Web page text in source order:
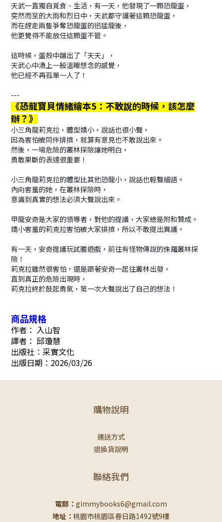
天武一直獨自覓食、生活，有一天，他發現了一顆恐龍蛋，
突然而至的大雨和烈日中，天武都守護著這顆恐龍蛋，
而在趕走兩隻爭奪恐龍蛋的迅猛龍後，
他更覺得不能放任這顆蛋不管。
這時候，蛋殼中蹦出了「天天」，
天武心中湧上一股溫暖想念的感覺，
他已經不再孤單一人了！
---
《恐龍寶貝情緒繪本5：不敢說的時候，該怎麼
辦？》
小三角龍莉克拉，體型嬌小，說話也很小聲，
因為害怕被同伴排擠，就算有意見也不敢說出來。
然後，一場危險的叢林探險讓她明白，
勇敢果斷的表達很重要！
小三角龍莉克拉的體型比其他恐龍小，說話也輕聲細語。
內向害羞的她，在叢林探險時，
意識到真實的想法必須大聲說出來。
甲龍安奇是大家的領導者，對他的提議，大家總是附和贊成。
嬌小害羞的莉克拉害怕被大家排擠，所以不敢提出異議。
有一天，安奇提議玩試膽遊戲，前往有怪物傳說的侏羅叢林探
險！
莉克拉雖然很害怕，還是跟著安奇一起往叢林出發，
直到真正的危險出現時，
莉克拉終於鼓起勇氣，第一次大聲說出了自己的想法！
商品規格
作者： 入山智
譯者： 邱瓊慧
出版社：采實文化
出版日期：2026/03/26
購物說明
運送方式
退換貨說明
聯絡我們
電郵： gimmybooks6@gmail.com
地址： 桃園市桃園區春日路1492號9樓